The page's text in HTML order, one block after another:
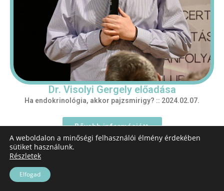
Dr. Visolyi Gergely előadása
Ha endokrinológia, akkor pajzsmirigy? :: 2024.02.07.
Bővebb információ
A weboldalon a minőségi felhasználói élmény érdekében
sütiket használunk.
Részletek
Elfogad